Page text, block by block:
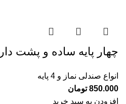
چهار پايه ساده و پشت دار
انواع صندلی نماز و 4 پایه
850.000 تومان
افزودن به سبد خرید